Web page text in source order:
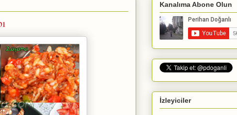
Kanalıma Abone Olun
İzleyiciler